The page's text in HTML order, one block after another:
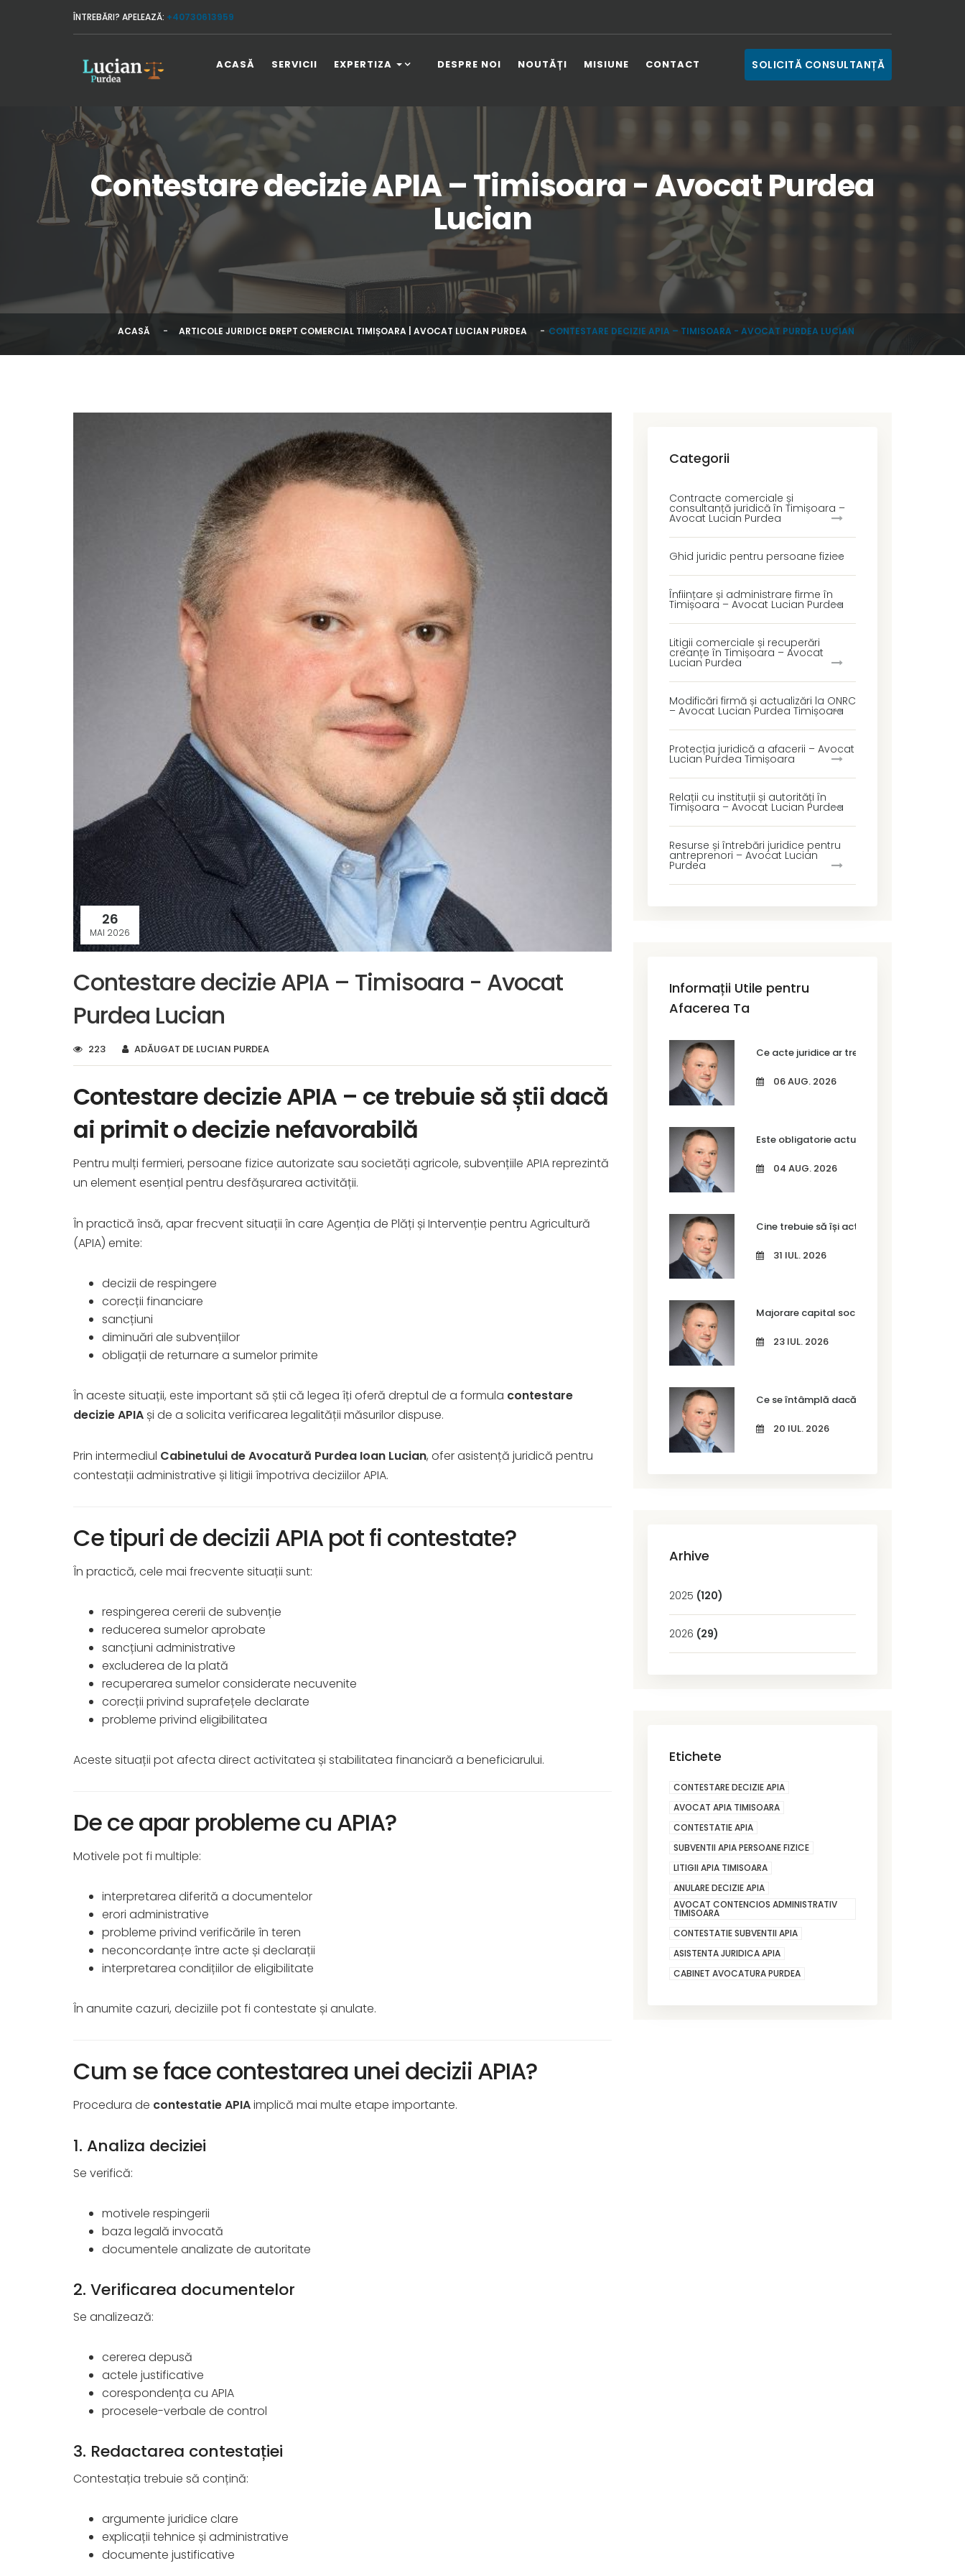
ÎNTREBĂRI? APELEAZĂ: +40730613959
ACASĂ SERVICII EXPERTIZA DESPRE NOI NOUTĂȚI MISIUNE CONTACT SOLICITĂ CONSULTANȚĂ
Contestare decizie APIA – Timisoara - Avocat Purdea
Lucian
ACASĂ ARTICOLE JURIDICE DREPT COMERCIAL TIMIȘOARA | AVOCAT LUCIAN PURDEA CONTESTARE DECIZIE APIA – TIMISOARA - AVOCAT PURDEA LUCIAN
26
MAI 2026
Contestare decizie APIA – Timisoara - Avocat
Purdea Lucian
223 ADĂUGAT DE LUCIAN PURDEA
Contestare decizie APIA – ce trebuie să știi dacă
ai primit o decizie nefavorabilă
Pentru mulți fermieri, persoane fizice autorizate sau societăți agricole, subvențiile APIA reprezintă
un element esențial pentru desfășurarea activității.
În practică însă, apar frecvent situații în care Agenția de Plăți și Intervenție pentru Agricultură
(APIA) emite:
decizii de respingere
corecții financiare
sancțiuni
diminuări ale subvențiilor
obligații de returnare a sumelor primite
În aceste situații, este important să știi că legea îți oferă dreptul de a formula contestare
decizie APIA și de a solicita verificarea legalității măsurilor dispuse.
Prin intermediul Cabinetului de Avocatură Purdea Ioan Lucian, ofer asistență juridică pentru
contestații administrative și litigii împotriva deciziilor APIA.
Ce tipuri de decizii APIA pot fi contestate?
În practică, cele mai frecvente situații sunt:
respingerea cererii de subvenție
reducerea sumelor aprobate
sancțiuni administrative
excluderea de la plată
recuperarea sumelor considerate necuvenite
corecții privind suprafețele declarate
probleme privind eligibilitatea
Aceste situații pot afecta direct activitatea și stabilitatea financiară a beneficiarului.
De ce apar probleme cu APIA?
Motivele pot fi multiple:
interpretarea diferită a documentelor
erori administrative
probleme privind verificările în teren
neconcordanțe între acte și declarații
interpretarea condițiilor de eligibilitate
În anumite cazuri, deciziile pot fi contestate și anulate.
Cum se face contestarea unei decizii APIA?
Procedura de contestatie APIAimplică mai multe etape importante.
1. Analiza deciziei
Se verifică:
motivele respingerii
baza legală invocată
documentele analizate de autoritate
2. Verificarea documentelor
Se analizează:
cererea depusă
actele justificative
corespondența cu APIA
procesele-verbale de control
3. Redactarea contestației
Contestația trebuie să conțină:
argumente juridice clare
explicații tehnice și administrative
documente justificative
Categorii
Contracte comerciale și
consultanță juridică în Timișoara –
Avocat Lucian Purdea
Ghid juridic pentru persoane fizice
Înființare și administrare firme în
Timișoara – Avocat Lucian Purdea
Litigii comerciale și recuperări
creanțe în Timișoara – Avocat
Lucian Purdea
Modificări firmă și actualizări la ONRC
– Avocat Lucian Purdea Timișoara
Protecția juridică a afacerii – Avocat
Lucian Purdea Timișoara
Relații cu instituții și autorități în
Timișoara – Avocat Lucian Purdea
Resurse și întrebări juridice pentru
antreprenori – Avocat Lucian
Purdea
Informații Utile pentru
Afacerea Ta
Ce acte juridice ar trebui să revizuiești
06 AUG. 2026
Este obligatorie actualizarea codurilor
04 AUG. 2026
Cine trebuie să își actualizeze codurile
31 IUL. 2026
Majorare capital social SRL în Timișoara –
23 IUL. 2026
Ce se întâmplă dacă nu actualizezi codurile
20 IUL. 2026
Arhive
2025 (120)
2026 (29)
Etichete
CONTESTARE DECIZIE APIA
AVOCAT APIA TIMISOARA
CONTESTATIE APIA
SUBVENTII APIA PERSOANE FIZICE
LITIGII APIA TIMISOARA
ANULARE DECIZIE APIA
AVOCAT CONTENCIOS ADMINISTRATIV
TIMISOARA
CONTESTATIE SUBVENTII APIA
ASISTENTA JURIDICA APIA
CABINET AVOCATURA PURDEA